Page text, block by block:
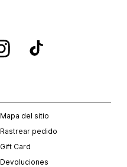
Mapa del sitio
Rastrear pedido
Gift Card
Devoluciones